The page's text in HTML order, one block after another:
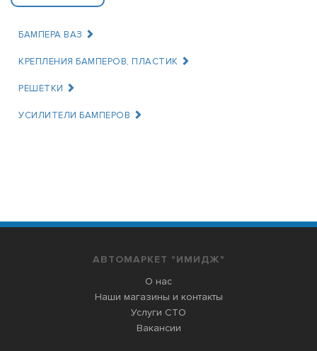
БАМПЕРА ВАЗ
КРЕПЛЕНИЯ БАМПЕРОВ, ПЛАСТИК
РЕШЕТКИ
УСИЛИТЕЛИ БАМПЕРОВ
АВТОМАРКЕТ "ИМИДЖ"
О нас
Наши магазины и контакты
Услуги СТО
Вакансии